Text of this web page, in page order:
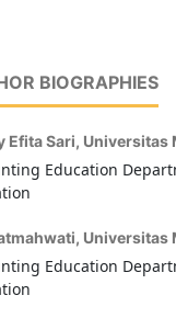
BIOGRAPHIES
Efita Sari, Universitas
Education
Universitas
Education